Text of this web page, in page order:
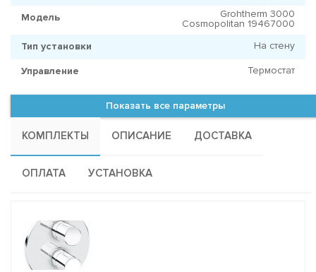
Модель
Grohtherm 3000
Cosmopolitan 19467000
Тип установки
На стену
Управление Термостат
Показать все параметры
КОМПЛЕКТЫ ОПИСАНИЕ ДОСТАВКА
ОПЛАТА УСТАНОВКА